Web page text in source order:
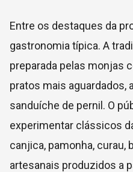
Entre os destaques da
gastronomia típica. A
preparada pelas monjas
pratos mais
sanduíche de pernil. O
experimentar clássicos
canjica, pamonha, curau,
artesanais produzidos a